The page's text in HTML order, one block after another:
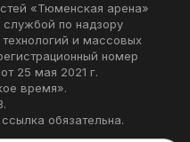
«Тюменская арена»
по надзору
и массовых
номер
25 мая 2021 г.
время».
обязательна.